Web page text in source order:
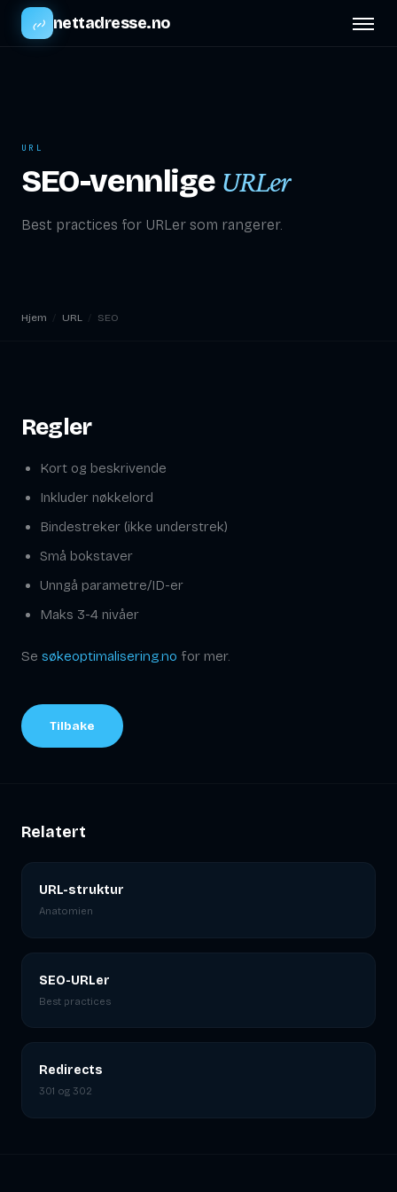
nettadresse.no
URL
SEO-vennlige URLer
Best practices for URLer som rangerer.
Hjem URL SEO
Regler
Kort og beskrivende
Inkluder nøkkelord
Bindestreker (ikke understrek)
Små bokstaver
Unngå parametre/ID-er
Maks 3-4 nivåer
Se søkeoptimalisering.no for mer.
Tilbake
Relatert
URL-struktur
Anatomien
SEO-URLer
Best practices
Redirects
301 og 302